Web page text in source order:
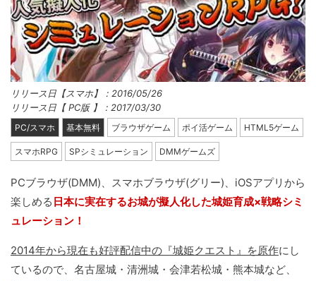
リリース日【スマホ】：2016/05/26
リリース日【 PC版 】：2017/03/30
PC/スマホ 基本無料 ブラウザゲーム ポイ活ゲーム HTML5ゲーム
スマホRPG SPシミュレーション DMMゲームズ
PCブラウザ(DMM)、スマホブラウザ(グリー)、iOSアプリから
楽しめる 日本に実在するお城が擬人化した城姫育成×戦略シミ
ュレーション！
2014年から現在も好評配信中の『城姫クエスト』を原作にし
ているので、名古屋城・清洲城・会津若松城・熊本城など、